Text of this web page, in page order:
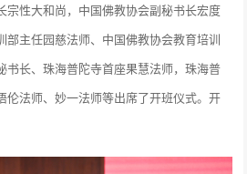
宗性大和尚，中国佛教协会副秘书长宏度
部主任园慈法师、中国佛教协会教育培训
书长、珠海普陀寺首座果慧法师，珠海普
伦法师、妙一法师等出席了开班仪式。开